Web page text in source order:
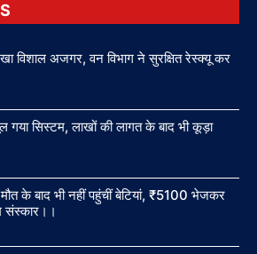
विशाल अजगर, वन विभाग ने सुरक्षित रेस्क्यू कर
सिस्टम, लाखों की लागत के बाद भी कूड़ा
मौत के बाद भी नहीं पहुंचीं बेटियां, ₹5100 भेजकर
संस्कार।।